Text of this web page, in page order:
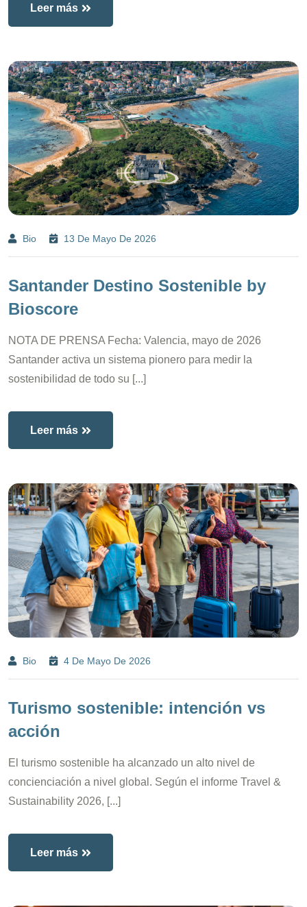
Leer más
Bio 13 De Mayo De 2026
Santander Destino Sostenible by
Bioscore
NOTA DE PRENSA Fecha: Valencia, mayo de 2026
Santander activa un sistema pionero para medir la
sostenibilidad de todo su [...]
Leer más
Bio 4 De Mayo De 2026
Turismo sostenible: intención vs
acción
El turismo sostenible ha alcanzado un alto nivel de
concienciación a nivel global. Según el informe Travel &
Sustainability 2026, [...]
Leer más